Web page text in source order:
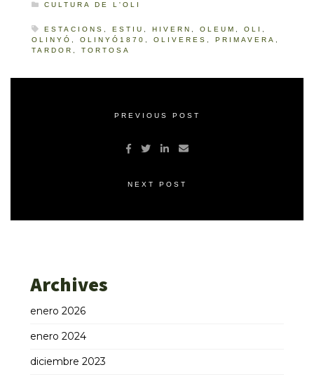
CULTURA DE L'OLI
ESTACIONS ESTIU HIVERN OLEUM OLI
OLINYÓ
OLINYÓ1870 OLIVERES PRIMAVERA
TARDOR
TORTOSA
PREVIOUS POST
NEXT POST
Archives
enero 2026
enero 2024
diciembre 2023